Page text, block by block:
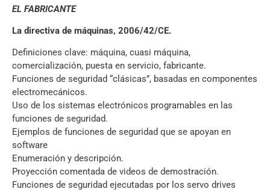
EL FABRICANTE
La directiva de máquinas, 2006/42/CE.
Definiciones clave: máquina, cuasi máquina,
comercialización, puesta en servicio, fabricante.
Funciones de seguridad “clásicas”, basadas en componentes
electromecánicos.
Uso de los sistemas electrónicos programables en las
funciones de seguridad.
Ejemplos de funciones de seguridad que se apoyan en
software
Enumeración y descripción.
Proyección comentada de videos de demostración.
Funciones de seguridad ejecutadas por los servo drives